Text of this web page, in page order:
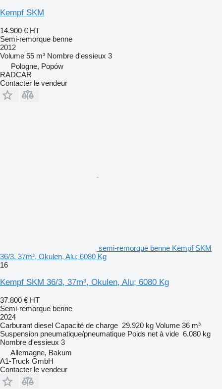
Kempf SKM
14.900 € HT
Semi-remorque benne
2012
Volume 55 m³ Nombre d'essieux 3
Pologne, Popów
RADCAR
Contacter le vendeur
semi-remorque benne Kempf SKM
36/3, 37m³, Okulen, Alu; 6080 Kg
16
Kempf SKM 36/3, 37m³, Okulen, Alu; 6080 Kg
37.800 € HT
Semi-remorque benne
2024
Carburant diesel Capacité de charge 29.920 kg Volume 36 m³
Suspension pneumatique/pneumatique Poids net à vide 6.080 kg
Nombre d'essieux 3
Allemagne, Bakum
A1-Truck GmbH
Contacter le vendeur